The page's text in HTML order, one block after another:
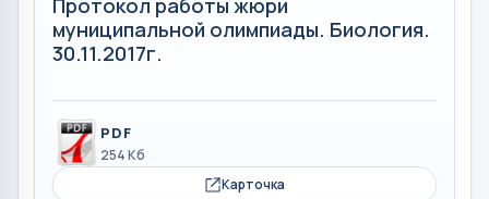
Протокол работы жюри
муниципальной олимпиады. Биология.
30.11.2017г.
PDF
254 Кб
Карточка